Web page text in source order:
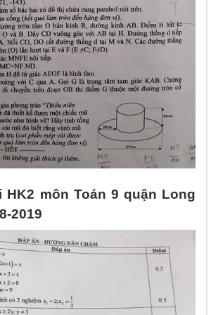
môn Toán 9 quận Long
2019